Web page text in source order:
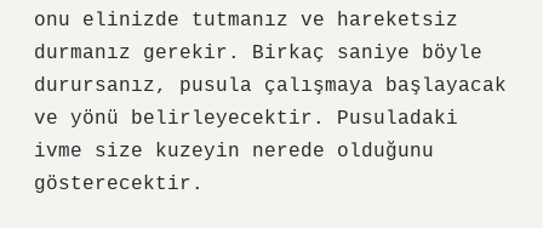
onu elinizde tutmanız ve hareketsiz
durmanız gerekir. Birkaç saniye böyle
durursanız, pusula çalışmaya başlayacak
ve yönü belirleyecektir. Pusuladaki
ivme size kuzeyin nerede olduğunu
gösterecektir.